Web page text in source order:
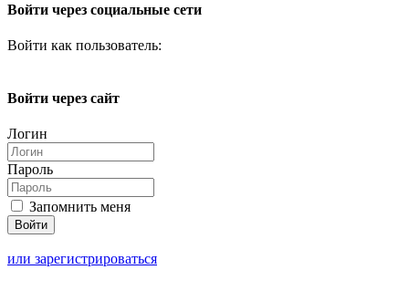
Войти через социальные сети
Войти как пользователь:
Войти через сайт
Логин
Пароль
Запомнить меня
или зарегистрироваться